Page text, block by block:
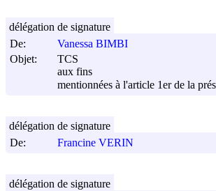
De:
Vanessa BIMBI
Objet:
TCS
aux fins
mentionnées à l'article 1er de la
délégation de signature
De: Francine VERIN
délégation de signature
délégation de signature